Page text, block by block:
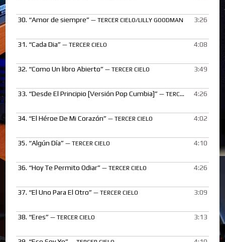
30. “Amor de siempre” — TERCER CIELO/LILLY GOODMAN 3:26
31. “Cada Dia” — TERCER CIELO 4:08
32. “Como Un libro Abierto” — TERCER CIELO 3:49
33. “Desde El Principio [Versión Pop Cumbia]” — TERCER CIELO 4:26
34. “El Héroe De Mi Corazón” — TERCER CIELO 4:02
35. “Algún Día” — TERCER CIELO 4:10
36. “Hoy Te Permito Odiar” — TERCER CIELO 4:26
37. “El Uno Para El Otro” — TERCER CIELO 3:09
38. “Eres” — TERCER CIELO 3:13